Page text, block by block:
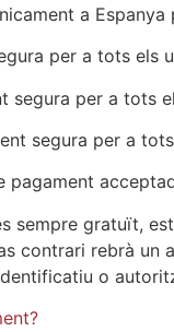
a Espanya
per a tots els
segura per a tots
segura per a
pagament
sempre gratuït,
contrari rebrà
o